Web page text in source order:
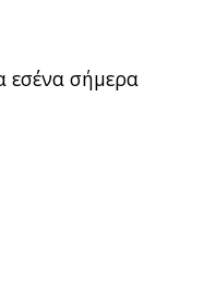
εσένα σήμερα